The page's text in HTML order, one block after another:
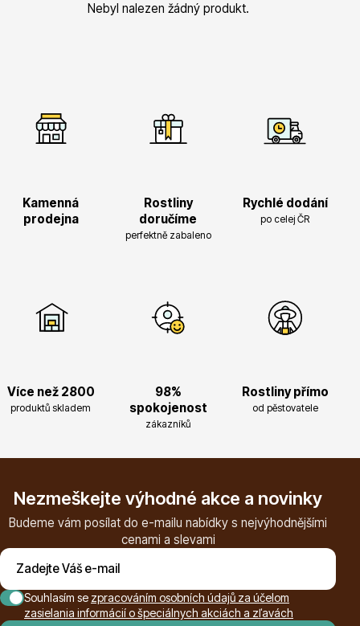
Vřesovištní rostliny
Magnólie
Semena, sadba
Nebyl nalezen žádný produkt.
Kamenná
prodejna
Rostliny
doručíme
perfektně zabaleno
Rychlé dodání
po celej ČR
Více než 2800
produktů skladem
98%
spokojenost
zákazníků
Rostliny přímo
od pěstovatele
Nezmeškejte výhodné akce a novinky
Budeme vám posílat do e-mailu nabídky s nejvýhodnějšími
cenami a slevami
Souhlasím se zpracováním osobních údajů za účelom
zasielania informácií o špeciálnych akciách a zľavách